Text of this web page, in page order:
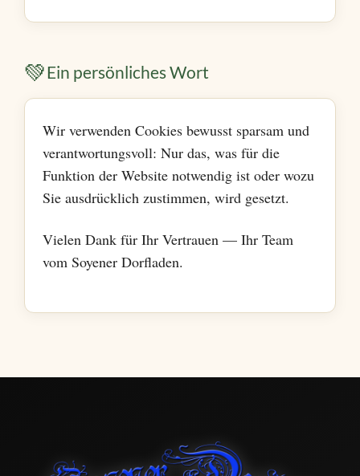
💚Ein persönliches Wort
Wir verwenden Cookies bewusst sparsam und
verantwortungsvoll: Nur das, was für die
Funktion der Website notwendig ist oder wozu
Sie ausdrücklich zustimmen, wird gesetzt.
Vielen Dank für Ihr Vertrauen — Ihr Team
vom Soyener Dorfladen.